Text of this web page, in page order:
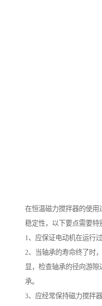
在恒温磁力搅拌器的使
稳定性，以下要点需要特
1、应保证电动机在运行
2、当轴承的寿命终了时
显，检查轴承的径向游
承。
3、应经常保持磁力搅拌